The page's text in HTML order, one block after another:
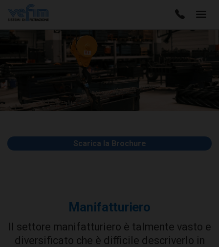
Scarica la Brochure
Manifatturiero
Il settore manifatturiero è talmente vasto e
diversificato che è difficile descriverlo in